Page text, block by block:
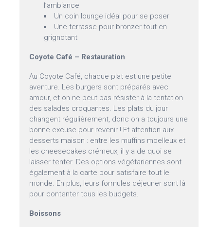
l’ambiance
Un coin lounge idéal pour se poser
Une terrasse pour bronzer tout en
grignotant
Coyote Café – Restauration
Au Coyote Café, chaque plat est une petite
aventure. Les burgers sont préparés avec
amour, et on ne peut pas résister à la tentation
des salades croquantes. Les plats du jour
changent régulièrement, donc on a toujours une
bonne excuse pour revenir ! Et attention aux
desserts maison : entre les muffins moelleux et
les cheesecakes crémeux, il y a de quoi se
laisser tenter. Des options végétariennes sont
également à la carte pour satisfaire tout le
monde. En plus, leurs formules déjeuner sont là
pour contenter tous les budgets.
Boissons